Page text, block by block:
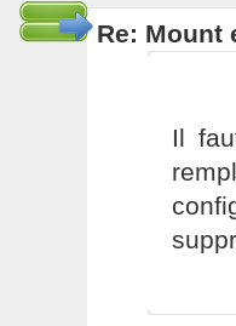
Re: Mount
Il